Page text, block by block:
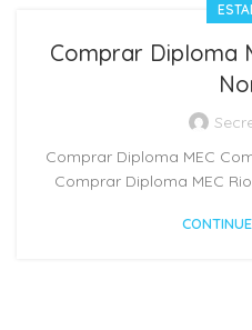
Comprar Diploma
Comprar Diploma MEC
Comprar Diploma MEC